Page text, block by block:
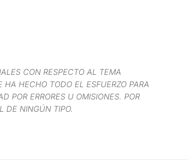
CON RESPECTO AL TEMA
HA HECHO TODO EL ESFUERZO PARA
POR ERRORES U OMISIONES. POR
DE NINGÚN TIPO.